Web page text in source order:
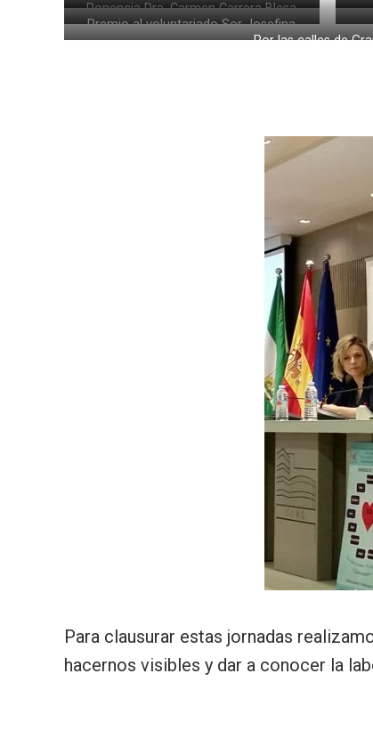
Ponencia Dra. Carmen Carrera Blesa
Premio al voluntariado Sor Josefina
Por las calles de
Para clausurar estas jornadas
hacernos visibles y dar a conocer la